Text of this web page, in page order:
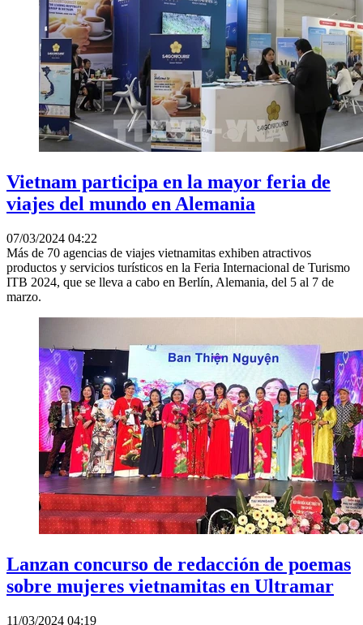
Vietnam participa en la mayor feria de
viajes del mundo en Alemania
07/03/2024 04:22
Más de 70 agencias de viajes vietnamitas exhiben atractivos
productos y servicios turísticos en la Feria Internacional de Turismo
ITB 2024, que se lleva a cabo en Berlín, Alemania, del 5 al 7 de
marzo.
Lanzan concurso de redacción de poemas
sobre mujeres vietnamitas en Ultramar
11/03/2024 04:19